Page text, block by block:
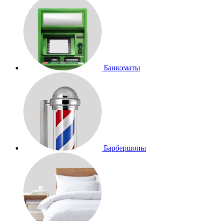
Банкоматы
Барбершопы